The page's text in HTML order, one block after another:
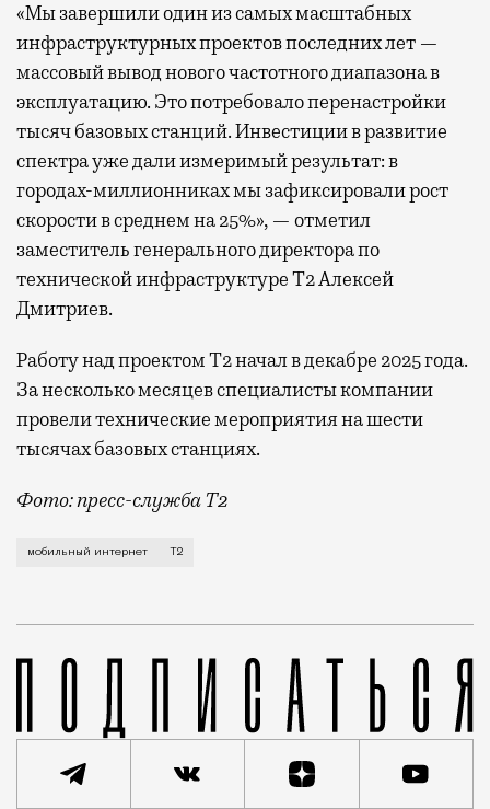
«Мы завершили один из самых масштабных
инфраструктурных проектов последних лет —
массовый вывод нового частотного диапазона в
эксплуатацию. Это потребовало перенастройки
тысяч базовых станций. Инвестиции в развитие
спектра уже дали измеримый результат: в
городах-миллионниках мы зафиксировали рост
скорости в среднем на 25%», — отметил
заместитель генерального директора по
технической инфраструктуре Т2 Алексей
Дмитриев.
Работу над проектом Т2 начал в декабре 2025 года.
За несколько месяцев специалисты компании
провели технические мероприятия на шести
тысячах базовых станциях.
Фото: пресс-служба Т2
Мобильный оператор Т2 завершил работы по
мобильный интернет Т2